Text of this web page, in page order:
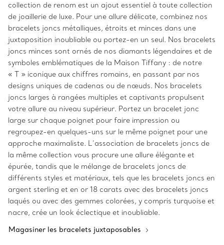
collection de renom est un ajout essentiel à toute collection
de joaillerie de luxe. Pour une allure délicate, combinez nos
bracelets joncs métalliques, étroits et minces dans une
juxtaposition inoubliable ou portez-en un seul. Nos bracelets
joncs minces sont ornés de nos diamants légendaires et de
symboles emblématiques de la Maison Tiffany : de notre
« T » iconique aux chiffres romains, en passant par nos
designs uniques de cadenas ou de nœuds. Nos bracelets
joncs larges à rangées multiples et captivants propulsent
votre allure au niveau supérieur. Portez un bracelet jonc
large sur chaque poignet pour faire impression ou
regroupez-en quelques-uns sur le même poignet pour une
approche maximaliste. L’association de bracelets joncs de
la même collection vous procure une allure élégante et
épurée, tandis que le mélange de bracelets joncs de
différents styles et matériaux, tels que les bracelets joncs en
argent sterling et en or 18 carats avec des bracelets joncs
laqués ou avec des gemmes colorées, y compris turquoise et
nacre, crée un look éclectique et inoubliable.
Magasiner les bracelets juxtaposables